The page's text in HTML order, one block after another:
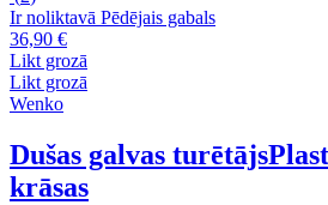
Ir noliktavā Pēdējais gabals
36,90 €
Likt grozā
Likt grozā
Wenko
Dušas galvas turētājs
krāsas